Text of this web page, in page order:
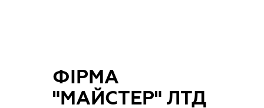
ФІРМА
"МАЙСТЕР" ЛТД